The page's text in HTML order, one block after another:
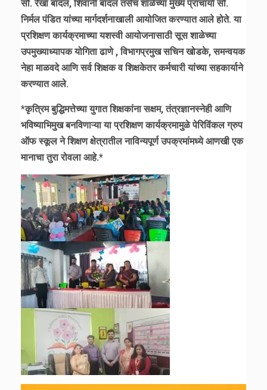
सौ. रेखा बांदल, शिवानी बांदल तसेच शाळेच्या मुख्य प्राचार्या सौ.
निर्मल पंडित यांच्या मार्गदर्शनाखाली आयोजित करण्यात आले होते. या
प्रशिक्षण कार्यक्रमाच्या यशस्वी आयोजनासाठी सूस शाळेच्या
उपमुख्याध्यापक योगिता ढाणे , विभागप्रमुख सचिन खोडके, समन्वयक
नेहा माळवदे आणि सर्व शिक्षक व शिक्षकेतर कर्मचारी यांच्या सहकार्याने
करण्यात आले.
*कृत्रिम बुद्धिमत्तेच्या युगात शिक्षकांना सक्षम, तंत्रज्ञानस्नेही आणि
भविष्याभिमुख बनविणाऱ्या या प्रशिक्षण कार्यक्रमामुळे पेरिविंकल ग्रुप
ऑफ स्कूल ने शिक्षण क्षेत्रातील नाविन्यपूर्ण उपक्रमांमध्ये आणखी एक
मानाचा तुरा रोवला आहे.*